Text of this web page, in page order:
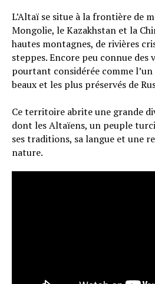
L’Altaï se situe à la frontière de
Mongolie, le Kazakhstan et la
hautes montagnes, de rivières
steppes. Encore peu connue des
pourtant considérée comme
beaux et les plus préservés de
Ce territoire abrite une grande
dont les Altaïens, un peuple
ses traditions, sa langue et une
nature.